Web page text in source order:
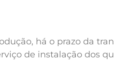
há o prazo da
de instalação dos